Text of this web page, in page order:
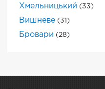
Хмельницький (33)
Вишневе (31)
Бровари (28)